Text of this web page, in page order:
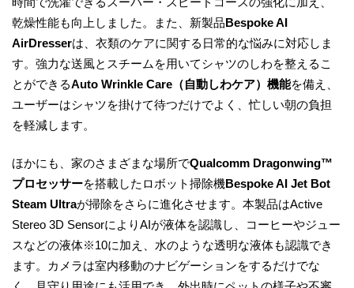
乾燥性能も向上しました。また、新製品Bespoke AI
AirDresserは、衣類のケアに関する日常的な悩みに対応しま
す。強力な送風とスチームを用いてシャツのしわを整えるこ
とができるAuto Wrinkle Care（自動しわケア）機能を備え、
ユーザーはシャツを掛けて待つだけでよく、忙しい朝の負担
を軽減します。
ほかにも、家のさまざまな場所でQualcomm Dragonwing™
プロセッサーを搭載したロボット掃除機Bespoke AI Jet Bot
Steam Ultraが掃除をさらに進化させます。本製品はActive
Stereo 3D SensorによりAIが液体を認識し、コーヒーやジュー
スなどの液体※10に加え、水のような透明な液体も認識でき
ます。カメラは室内移動のナビゲーションをするだけでな